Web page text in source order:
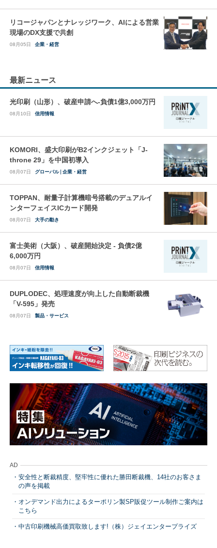
リコージャパンとナレッジワーク、AIによる営業
現場のDX支援で共創
08月05日 企業・経営
最新ニュース
光印刷（山形）、破産申請へ-負債1億3,000万円
08月10日 信用情報
KOMORI、盛大印刷がB2インクジェット「J-
throne 29」を中国初導入
08月07日 グローバル 企業・経営
TOPPAN、耐量子計算機暗号搭載のデュアルイ
ンターフェイスICカード開発
08月07日 大手の動き
富士美術（大阪）、破産開始決定 - 負債2億
6,000万円
08月07日 信用情報
DUPLODEC、処理速度が向上した自動断裁機
「V-595」発売
08月07日 製品・サービス
AD
安全性と断裁精度、堅牢性に優れた勝田断裁機、14社のお客さま
の声を掲載
オンデマンド出力によるターポリン製SP販促ツール制作ご案内は
こちら
中古印刷機械高価買取致します!（株）ジェイエンタープライズ